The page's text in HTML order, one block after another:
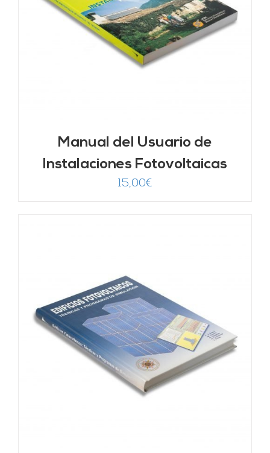
Manual del Usuario de
Instalaciones Fotovoltaicas
15,00€